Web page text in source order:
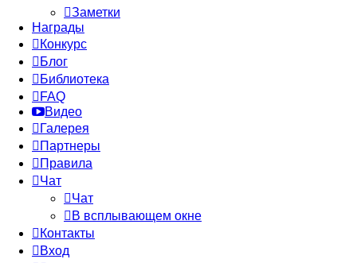
Заметки
Награды
Конкурс
Блог
Библиотека
FAQ
Видео
Галерея
Партнеры
Правила
Чат
Чат
В всплывающем окне
Контакты
Вход